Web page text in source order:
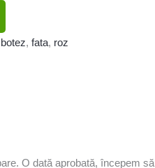
botez, fata, roz
O dată aprobată, începem să